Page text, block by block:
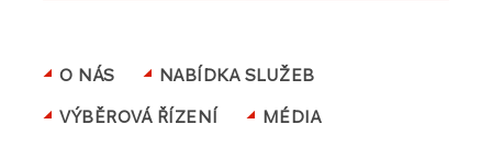
O NÁS
NABÍDKA SLUŽEB
VÝBĚROVÁ ŘÍZENÍ
MÉDIA